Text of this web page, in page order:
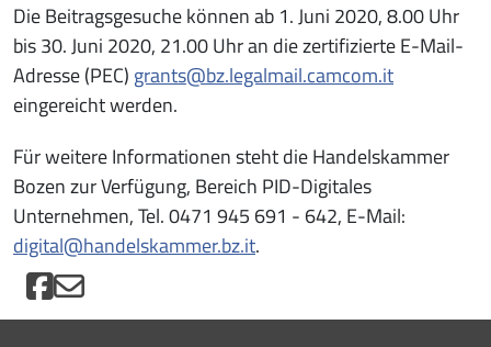
Die Beitragsgesuche können ab 1. Juni 2020, 8.00 Uhr
bis 30. Juni 2020, 21.00 Uhr an die zertifizierte E-Mail-
Adresse (PEC) grants@bz.legalmail.camcom.it
eingereicht werden.
Für weitere Informationen steht die Handelskammer
Bozen zur Verfügung, Bereich PID-Digitales
Unternehmen, Tel. 0471 945 691 - 642, E-Mail:
digital@handelskammer.bz.it.